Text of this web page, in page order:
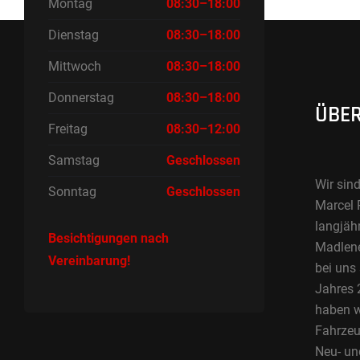
Montag 08:30–18:00
Dienstag 08:30–18:00
Mittwoch 08:30–18:00
Donnerstag 08:30–18:00
Freitag 08:30–12:00
Samstag Geschlossen
Sonntag Geschlossen
Besichtigungen nach
Vereinbarung!
Wir
Marcel
bei uns
Jahres
haben
Neu-